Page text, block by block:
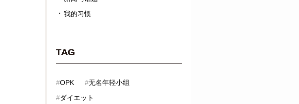
我的习惯
TAG
#OPK #无名年轻小组
#ダイエット